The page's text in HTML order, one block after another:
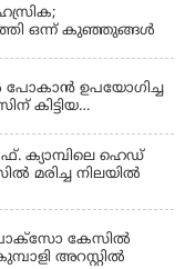
ഒന്ന് കുഞ്ഞുങ്ങള്‍
ഉപയോഗിച്ച
കിട്ടിയ
ക്യാമ്പിലെ ഹെഡ്
മരിച്ച നിലയിൽ
കേസിൽ
അറസ്റ്റിൽ